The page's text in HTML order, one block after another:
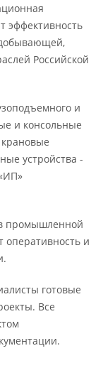
эффективность
Российской
и
и консольные
устройства -
промышленной
оперативность и
готовые
Все